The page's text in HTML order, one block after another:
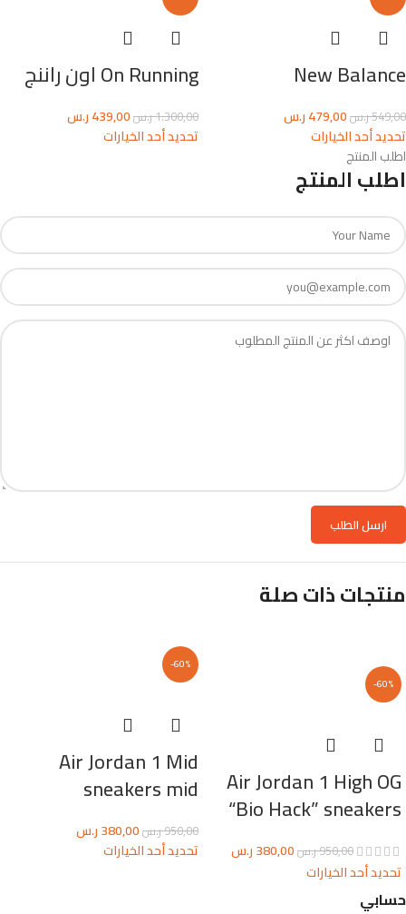
New Balance
549,00ر.س479,00ر.س
تحديد أحد الخيارات
On Running اون راننج
1.300,00ر.س439,00ر.س
تحديد أحد الخيارات
اطلب المنتج
اطلب المنتج
منتجات ذات صلة
-60%
Air Jordan 1 High OG
“Bio Hack” sneakers
950,00ر.س380,00ر.س
تحديد أحد الخيارات
-60%
Air Jordan 1 Mid
sneakers mid
950,00ر.س380,00ر.س
تحديد أحد الخيارات
حسابي